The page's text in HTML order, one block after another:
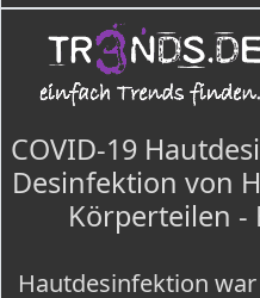
COVID-19
Desinfektion von
Körperteilen -
Hautdesinfektion